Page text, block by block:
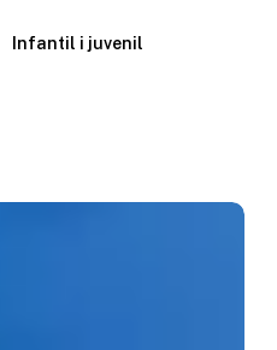
Infantil i juvenil